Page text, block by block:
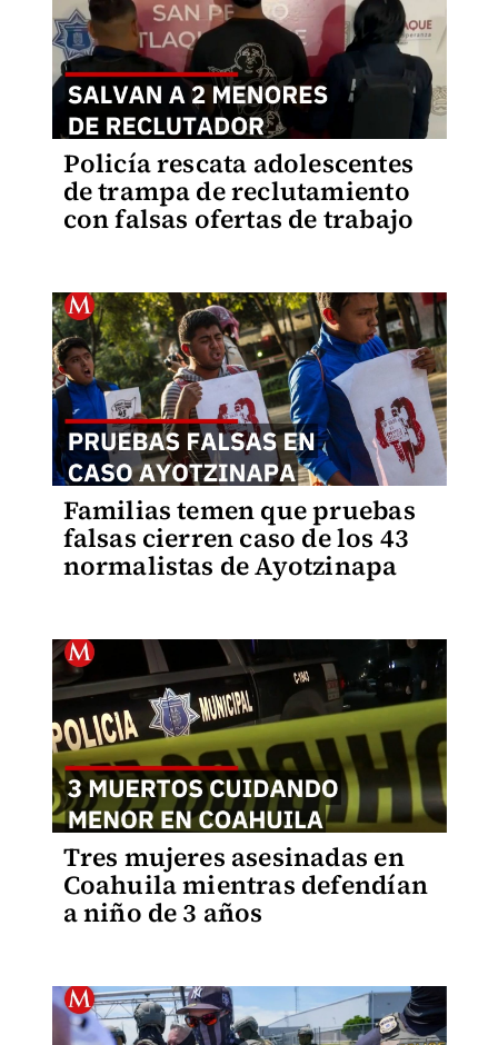
Policía rescata adolescentes
de trampa de reclutamiento
con falsas ofertas de trabajo
Familias temen que pruebas
falsas cierren caso de los 43
normalistas de Ayotzinapa
Tres mujeres asesinadas en
Coahuila mientras defendían
a niño de 3 años